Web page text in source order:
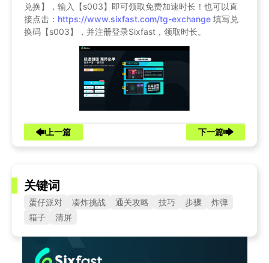
兑换】，输入【s003】即可领取免费加速时长！也可以直
接点击： https://www.sixfast.com/tg-exchange 填写兑
换码【s003】，并注册登录Sixfast，领取时长。
上一篇 下一篇
关键词
蛋仔派对 凑炸挑战 通关攻略 技巧 步骤
炸弹
箱子
清屏